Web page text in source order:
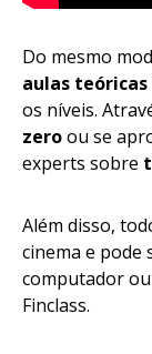
Do mesmo
aulas
os níveis.
zeroou se
experts sobre
Além disso,
cinema e pode
computador
Finclass.